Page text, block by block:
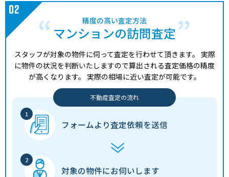
精度の高い査定方法
マンションの訪問査定
スタッフが対象の物件に伺って査定を行わせて頂きます。 実際
に物件の状況を判断いたしますので算出される査定価格の精度
が高くなります。 実際の相場に近い査定が可能です。
不動産査定の流れ
フォームより査定依頼を送信
対象の物件にお伺いします